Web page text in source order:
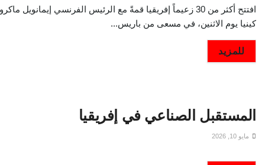
افتتح أكثر من 30 زعيماً إفريقيا قمةً مع الرئيس الفرنسي إيمانويل
كينيا يوم الاثنين، في مسعى من باريس...
للمزيد
المستقبل الصناعي في إفريقيا
مايو 10, 2026